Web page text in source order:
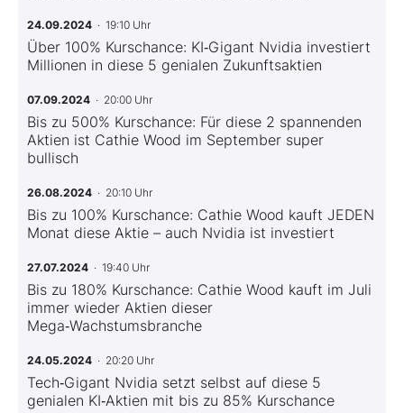
24.09.2024 · 19:10 Uhr
Über 100% Kurschance: KI‑Gigant Nvidia investiert
Millionen in diese 5 genialen Zukunftsaktien
07.09.2024 · 20:00 Uhr
Bis zu 500% Kurschance: Für diese 2 spannenden
Aktien ist Cathie Wood im September super
bullisch
26.08.2024 · 20:10 Uhr
Bis zu 100% Kurschance: Cathie Wood kauft JEDEN
Monat diese Aktie – auch Nvidia ist investiert
27.07.2024 · 19:40 Uhr
Bis zu 180% Kurschance: Cathie Wood kauft im Juli
immer wieder Aktien dieser
Mega‑Wachstumsbranche
24.05.2024 · 20:20 Uhr
Tech‑Gigant Nvidia setzt selbst auf diese 5
genialen KI‑Aktien mit bis zu 85% Kurschance